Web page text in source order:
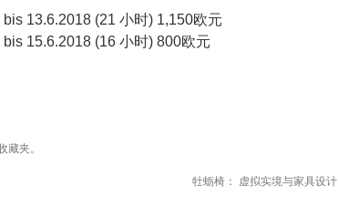
13.6.2018 (21 小时) 1,150欧元
15.6.2018 (16 小时) 800欧元
藏夹。
牡蛎椅： 虚拟实境与家具设计